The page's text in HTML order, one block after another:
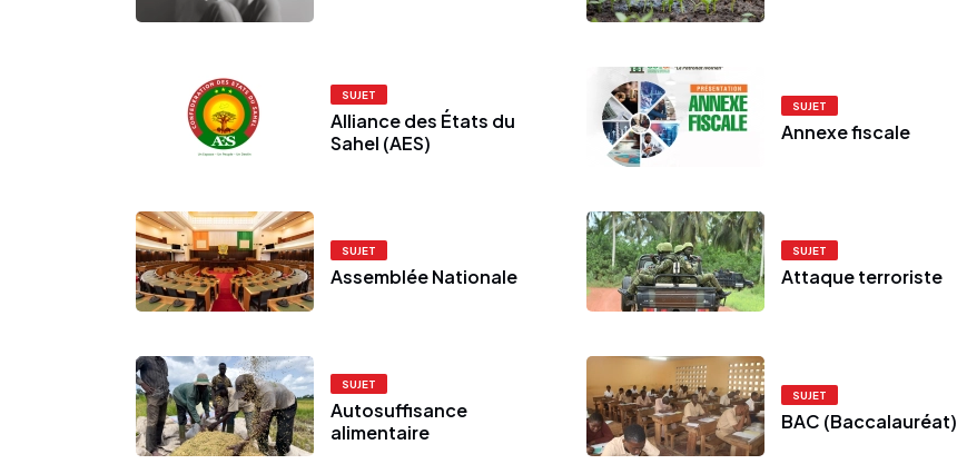
SUJET
Alliance des États du
Sahel (AES)
SUJET
Annexe fiscale
SUJET
Assemblée Nationale
SUJET
Attaque terroriste
SUJET
Autosuffisance
alimentaire
SUJET
BAC (Baccalauréat)